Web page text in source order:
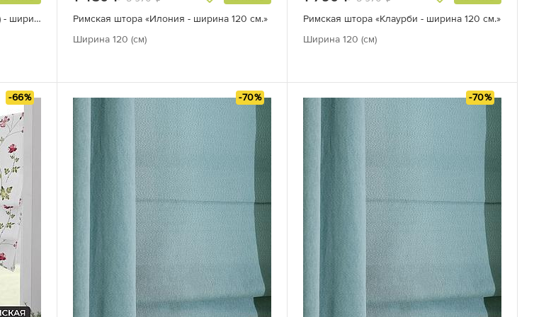
Римская штора «Фатлин (розовый) - ширина 180 см.»
Римская штора «Илония - ширина 120 см.»
Ширина 120 (см)
Римская штора «Клаурби - ширина 120 см.»
Ширина 120 (см)
-66% -70% -70%